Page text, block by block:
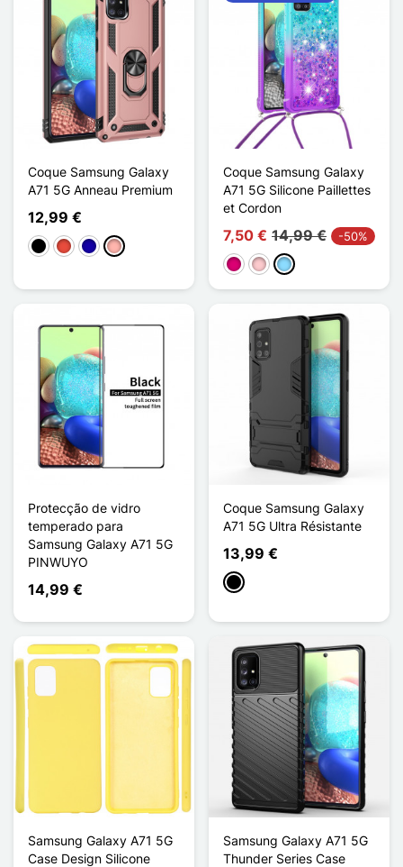
Coque Samsung Galaxy
A71 5G Anneau Premium
12,99 €
PretoVermelhoAzul Escuro
Ouro rosa
Coque Samsung Galaxy
A71 5G Silicone Paillettes
et Cordon
7,50 € 14,99 € -50%
Magenta
RosaAzul Claro
Protecção de vidro
temperado para
Samsung Galaxy A71 5G
PINWUYO
14,99 €
Coque Samsung Galaxy
A71 5G Ultra Résistante
13,99 €
Preto
Samsung Galaxy A71 5G
Case Design Silicone
Samsung Galaxy A71 5G
Thunder Series Case